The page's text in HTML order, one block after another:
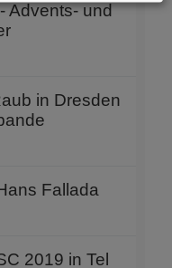
Advents- und
in Dresden
Fallada
2019 in Tel